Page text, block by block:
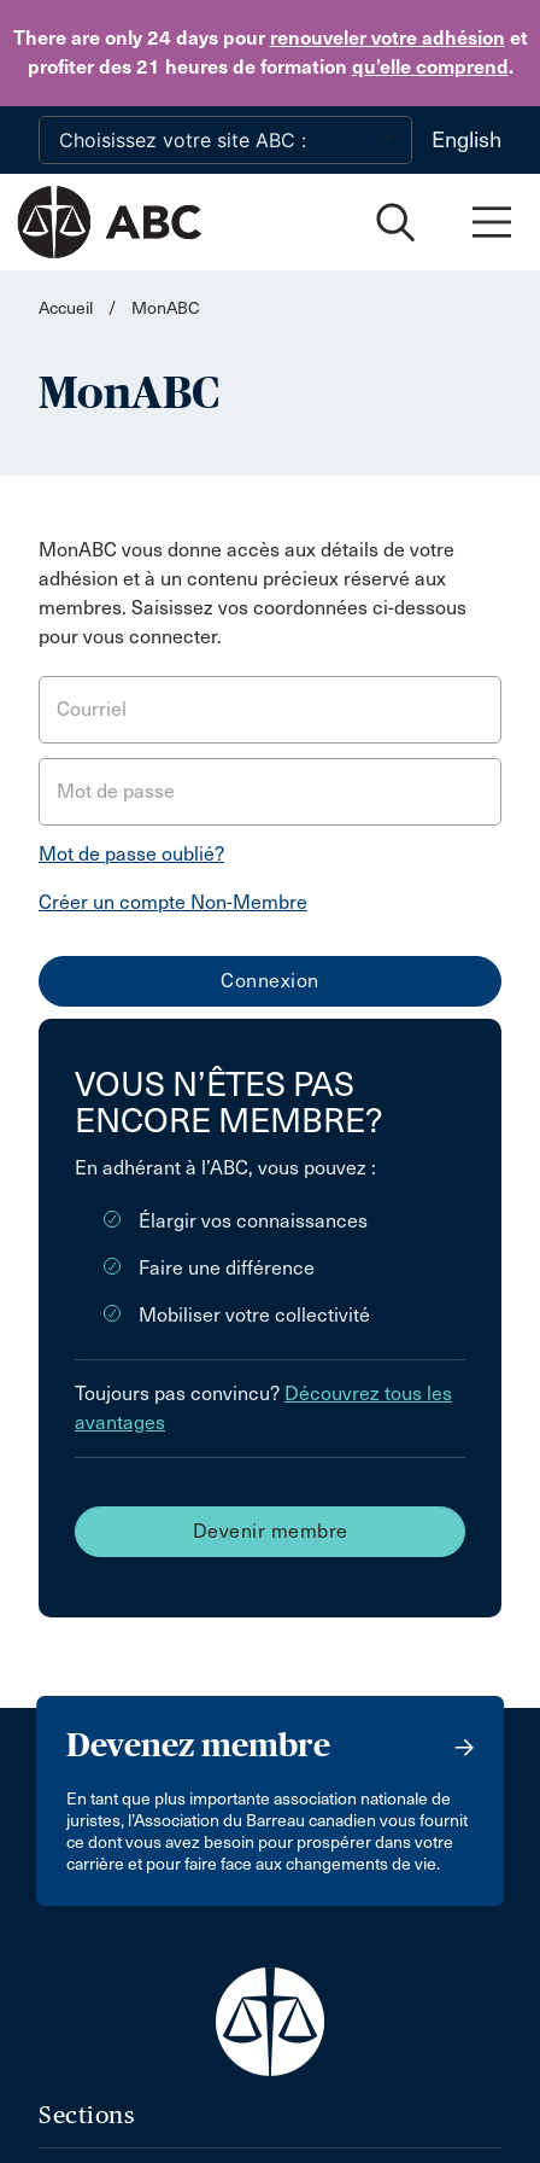
There are only 24 dayspour renouveler votre adhésion et
profiter des 21 heures de formation qu’elle comprend.
Skip to main content
English
Accueil / MonABC
MonABC
MonABC vous donne accès aux détails de votre
adhésion et à un contenu précieux réservé aux
membres. Saisissez vos coordonnées ci-dessous
pour vous connecter.
Courriel
Mot de passe
Mot de passe oublié?
Créer un compte Non-Membre
VOUS N’ÊTES PAS
ENCORE MEMBRE?
En adhérant à l’ABC, vous pouvez :
Élargir vos connaissances
Faire une différence
Mobiliser votre collectivité
Toujours pas convincu? Découvrez tous les
avantages
Devenir membre
Devenez membre
En tant que plus importante association nationale de
juristes, l’Association du Barreau canadien vous fournit
ce dont vous avez besoin pour prospérer dans votre
carrière et pour faire face aux changements de vie.
Sections